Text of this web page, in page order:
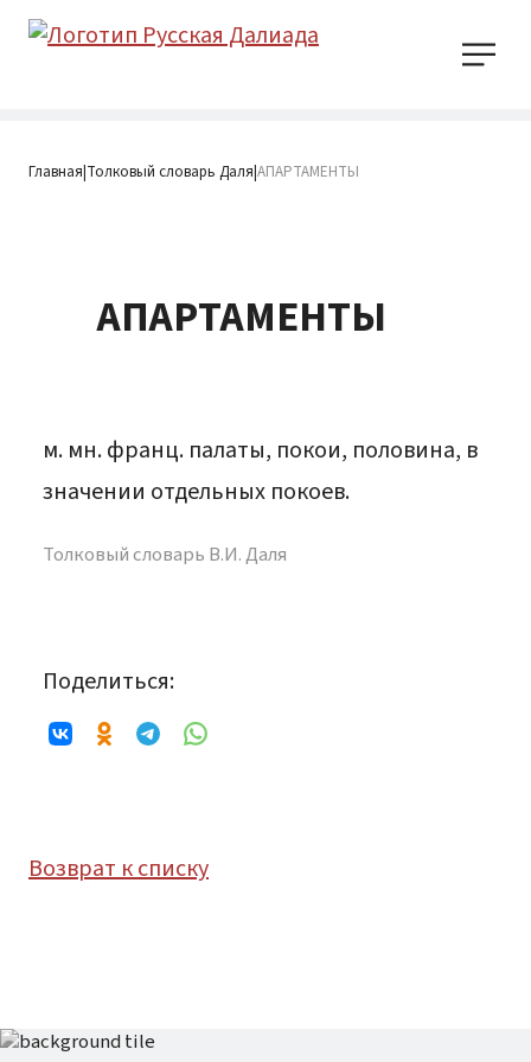
Главная|Толковый словарь Даля|АПАРТАМЕНТЫ
АПАРТАМЕНТЫ
м. мн. франц. палаты, покои, половина, в
значении отдельных покоев.
Толковый словарь В.И. Даля
Поделиться:
Возврат к списку